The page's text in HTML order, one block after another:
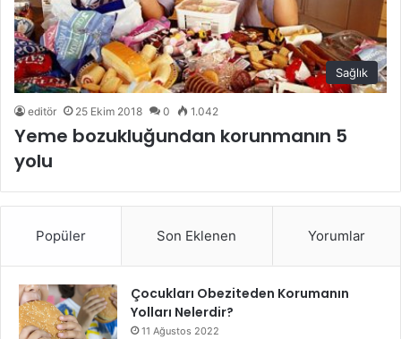
Sağlık
editör 25 Ekim 2018 0 1.042
Yeme bozukluğundan korunmanın 5
yolu
Popüler Son Eklenen Yorumlar
Çocukları Obeziteden Korumanın
Yolları Nelerdir?
11 Ağustos 2022